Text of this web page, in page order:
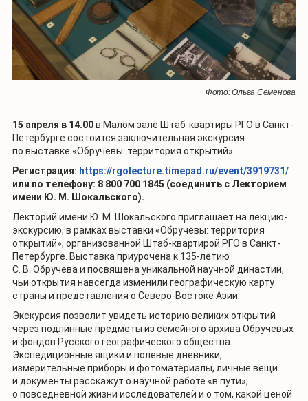
Фото: Ольга Семенова
15 апреля в 14.00в Малом зале Штаб-квартиры РГО в Санкт-
Петербурге состоится заключительная экскурсия
по выставке «Обручевы: территория открытий»
Регистрация: https://rgolecture.timepad.ru/event/3919731/
или по телефону: 8 800 700 1845 (соединить с Лекторием
имени Ю. М. Шокальского).
Лекторий имени Ю. М. Шокальского приглашает на лекцию-
экскурсию, в рамках выставки «Обручевы: территория
открытий», организованной Штаб-квартирой РГО в Санкт-
Петербурге. Выставка приурочена к 135-летию
С. В. Обручева и посвящена уникальной научной династии,
чьи открытия навсегда изменили географическую карту
страны и представления о Северо-Востоке Азии.
Экскурсия позволит увидеть историю великих открытий
через подлинные предметы из семейного архива Обручевых
и фондов Русского географического общества.
Экспедиционные ящики и полевые дневники,
измерительные приборы и фотоматериалы, личные вещи
и документы расскажут о научной работе «в пути»,
о повседневной жизни исследователей и о том, какой ценой